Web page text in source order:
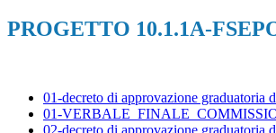
PROGETTO 10.1.1A-
01-decreto di approvazione graduatoria
01-